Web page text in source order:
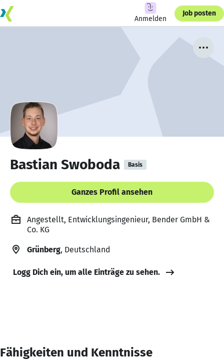
Anmelden
Job posten
Bastian Swoboda Basis
Ganzes Profil ansehen
Angestellt, Entwicklungsingenieur, Bender GmbH &
Co. KG
Grünberg, Deutschland
Logg Dich ein, um alle Einträge zu sehen.
Fähigkeiten und Kenntnisse